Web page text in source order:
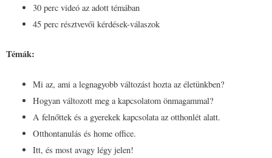
30 perc videó az adott témában
45 perc résztvevői kérdések-válaszok
Témák:
Mi az, ami a legnagyobb változást hozta az életünkben?
Hogyan változott meg a kapcsolatom önmagammal?
A felnőttek és a gyerekek kapcsolata az otthonlét alatt.
Otthontanulás és home office.
Itt, és most avagy légy jelen!